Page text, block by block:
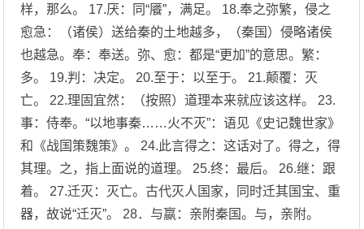
样，那么。 17.厌：同“餍”，满足。 18.奉之弥繁，侵之
愈急：（诸侯）送给秦的土地越多，（秦国）侵略诸侯
也越急。奉：奉送。弥、愈：都是“更加”的意思。繁：
多。 19.判：决定。 20.至于：以至于。 21.颠覆：灭
亡。 22.理固宜然：（按照）道理本来就应该这样。 23.
事：侍奉。“以地事秦……火不灭”：语见《史记魏世家》
和《战国策魏策》。 24.此言得之：这话对了。得之，得
其理。之，指上面说的道理。 25.终：最后。 26.继：跟
着。 27.迁灭：灭亡。古代灭人国家，同时迁其国宝、重
器，故说“迁灭”。 28．与嬴：亲附秦国。与，亲附。